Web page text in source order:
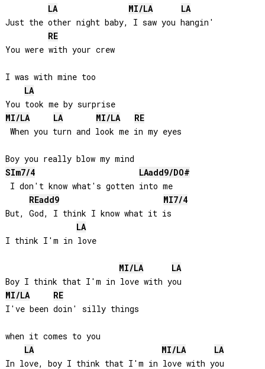
LA MI/LA
LA
Just the other night baby, I saw you hangin'
RE
You were with your crew
I was with mine too
LA
You took me by surprise
MI/LA LA MI/LA
RE
When you turn and look me in my eyes
SIm7/4 LAadd9/DO#
I don't know what's gotten into me
REadd9 MI7/4
But, God, I think I know what it is
LA
I think I'm in love
MI/LA
LA
MI/LA
RE
I've been doin' silly things
when it comes to you
LA
MI/LA
LA